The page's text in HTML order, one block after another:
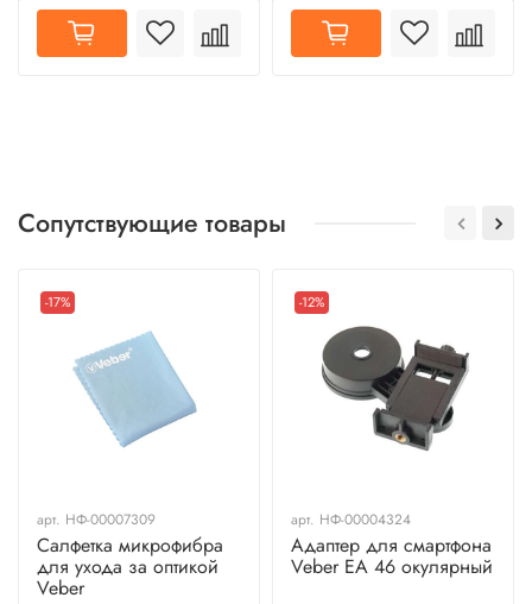
Сопутствующие товары
-17%
арт. НФ-00007309
Салфетка микрофибра
для ухода за оптикой
Veber
-12%
арт. НФ-00004324
Адаптер для смартфона
Veber EA 46 окулярный